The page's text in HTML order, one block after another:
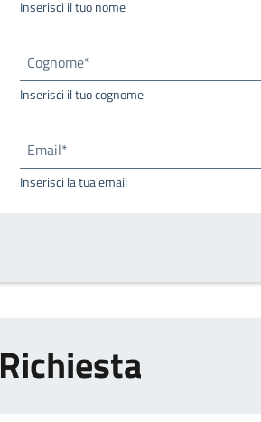
Inserisci il tuo nome
Cognome*
Inserisci il tuo cognome
Email*
Inserisci la tua email
Richiesta